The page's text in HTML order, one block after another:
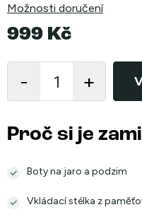
Možnosti doručení
999 Kč
cena:
Proč si je
Boty na jaro a podzim
Vkládací stélka z